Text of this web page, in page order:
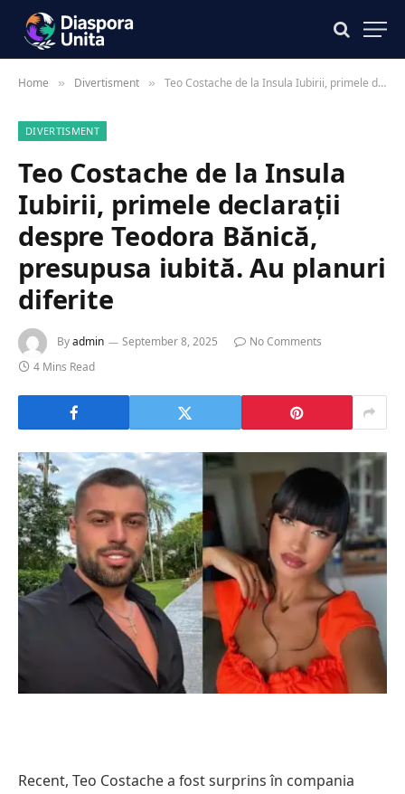
Home » Divertisment » Teo Costache de la Insula Iubirii, primele declarații despre Teodora Bănică, presupusa iubită. Au planuri diferite
DIVERTISMENT
Teo Costache de la Insula
Iubirii, primele declarații
despre Teodora Bănică,
presupusa iubită. Au planuri
diferite
Byadmin September 8, 2025
No Comments
4 Mins Read
Recent, Teo Costache a fost surprins în compania